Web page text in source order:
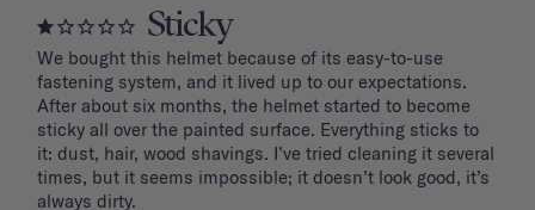
Sticky
We bought this helmet because of its easy-to-use
fastening system, and it lived up to our expectations.
After about six months, the helmet started to become
sticky all over the painted surface. Everything sticks to
it: dust, hair, wood shavings. I’ve tried cleaning it several
times, but it seems impossible; it doesn’t look good, it’s